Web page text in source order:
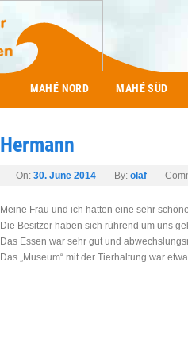
MAHÉ NORD MAHÉ SÜD
Hermann
On: 30. June 2014 By: olaf
Meine Frau und ich hatten eine sehr
Die Besitzer haben sich rührend um uns
Das Essen war sehr gut und
Das „Museum“ mit der Tierhaltung war